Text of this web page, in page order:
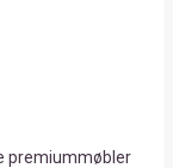
premiummøbler